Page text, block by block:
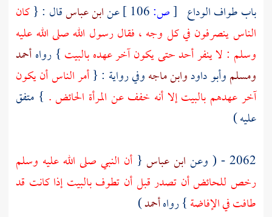
باب طواف الوداع [ص: عنابن عباسقال : {كان
الناس ينصرفون في كل وجه ، فقال رسول الله صلى الله عليه
وسلم : لا ينفر أحد حتى يكون آخر عهدهبالبيت } رواهأحمد
ومسلموأبو داودوابن ماجهوفي رواية : {أمر الناس أن يكون
آخر عهدهم بالبيتإلا أنه خفف عن المرأة الحائض . } متفق
عليه )
2062 - ( وعن
ابن عباس {أن النبي صلى الله عليه وسلم
رخص للحائض أن تصدر قبل أن تطوفبالبيتإذا كانت قد
طافت في الإفاضة} رواهأحمد)